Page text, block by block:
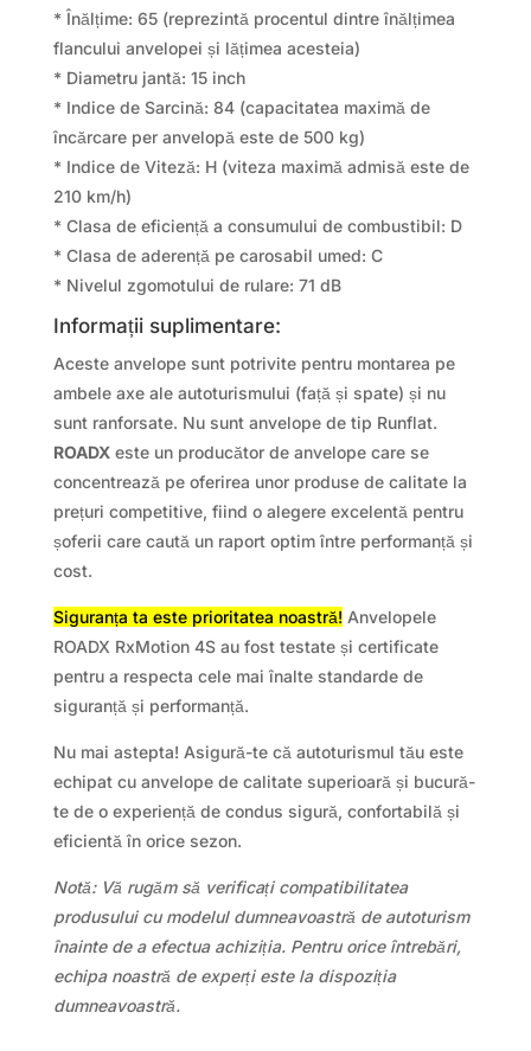
* Înălțime: 65 (reprezintă procentul dintre înălțimea
flancului anvelopei și lățimea acesteia)
* Diametru jantă: 15 inch
* Indice de Sarcină: 84 (capacitatea maximă de
încărcare per anvelopă este de 500 kg)
* Indice de Viteză: H (viteza maximă admisă este de
210 km/h)
* Clasa de eficiență a consumului de combustibil: D
* Clasa de aderență pe carosabil umed: C
* Nivelul zgomotului de rulare: 71 dB
Informații suplimentare:
Aceste anvelope sunt potrivite pentru montarea pe
ambele axe ale autoturismului (față și spate) și nu
sunt ranforsate. Nu sunt anvelope de tip Runflat.
ROADXeste un producător de anvelope care se
concentrează pe oferirea unor produse de calitate la
prețuri competitive, fiind o alegere excelentă pentru
șoferii care caută un raport optim între performanță și
cost.
Siguranța ta este prioritatea noastră! Anvelopele
ROADX RxMotion 4S au fost testate și certificate
pentru a respecta cele mai înalte standarde de
siguranță și performanță.
Nu mai astepta! Asigură-te că autoturismul tău este
echipat cu anvelope de calitate superioară și bucură-
te de o experiență de condus sigură, confortabilă și
eficientă în orice sezon.
Notă: Vă rugăm să verificați compatibilitatea
produsului cu modelul dumneavoastră de autoturism
înainte de a efectua achiziția. Pentru orice întrebări,
echipa noastră de experți este la dispoziția
dumneavoastră.